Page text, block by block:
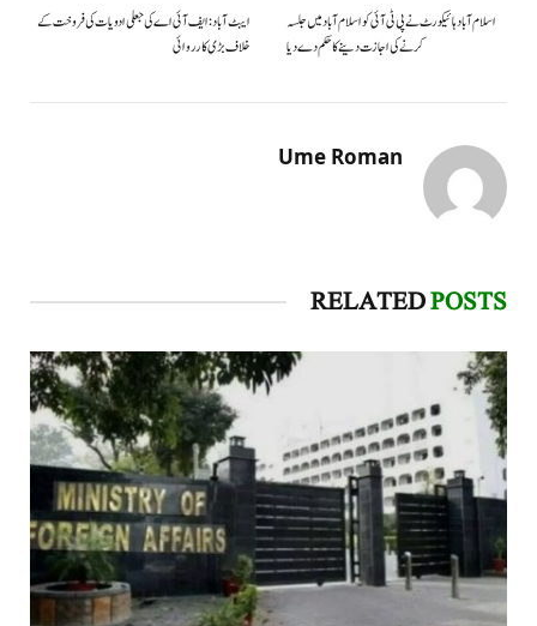
اسلام آباد ہائیکورٹ نے پی ٹی آئی کو اسلام آباد میں جلسہ
کرنے کی اجازت دینے کا حکم دے دیا
ایبٹ آباد: ایف آئی اے کی جعلی ادویات کی فروخت کے
خلاف بڑی کارروائی
Ume Roman
RELATEDPOSTS